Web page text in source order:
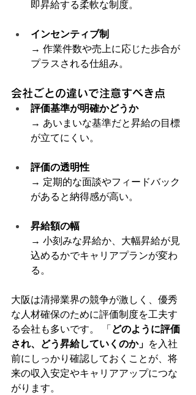
即昇給する柔軟な制度。
インセンティブ制
→ 作業件数や売上に応じた歩合が
プラスされる仕組み。
会社ごとの違いで注意すべき点
評価基準が明確かどうか
→ あいまいな基準だと昇給の目標
が立てにくい。
評価の透明性
→ 定期的な面談やフィードバック
があると納得感が高い。
昇給額の幅
→ 小刻みな昇給か、大幅昇給が見
込めるかでキャリアプランが変わ
る。
大阪は清掃業界の競争が激しく、優秀
な人材確保のために評価制度を工夫す
る会社も多いです。 「 どのように評価
され、どう昇給していくのか」 を入社
前にしっかり確認しておくことが、将
来の収入安定やキャリアアップにつな
がります。